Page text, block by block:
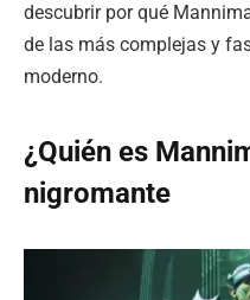
descubrir por qué
de las más complejas y
moderno.
¿Quién es
nigromante